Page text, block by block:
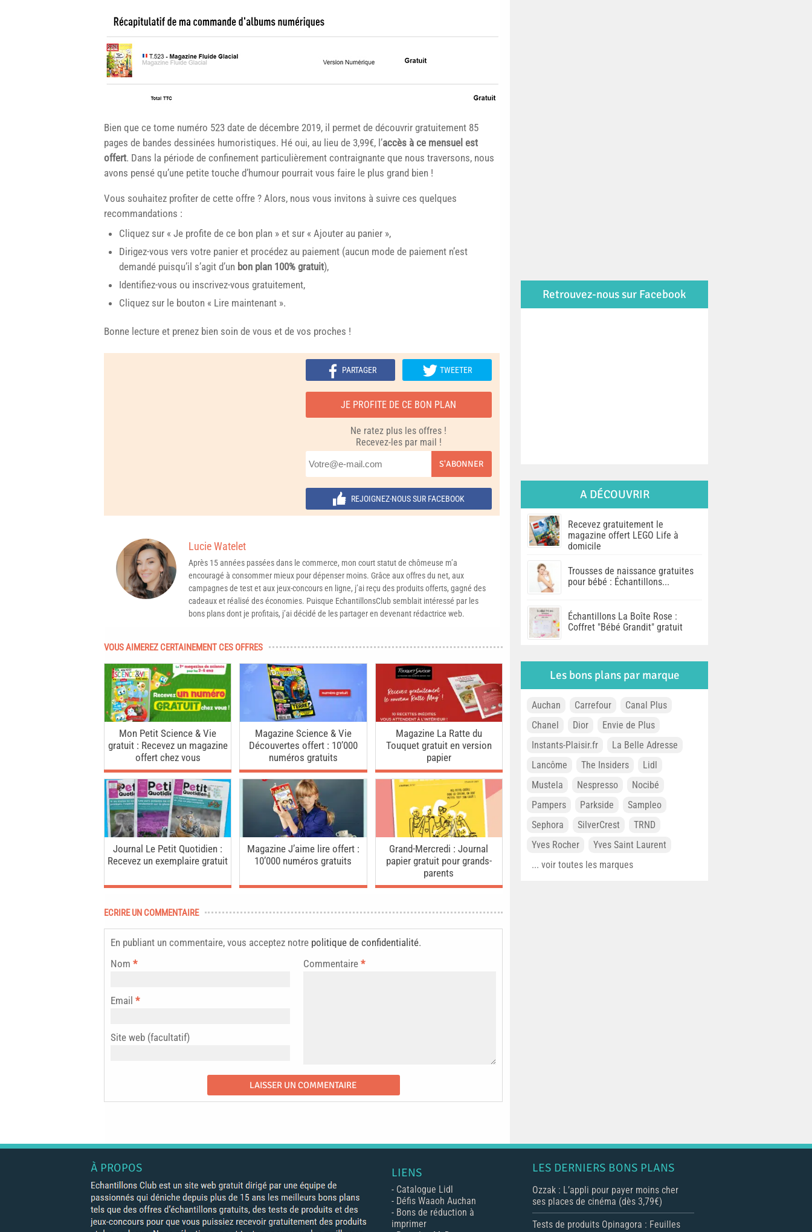
Bien que ce tome numéro 523 date de décembre 2019, il permet de découvrir gratuitement 85
pages de bandes dessinées humoristiques. Hé oui, au lieu de 3,99€, l’accès à ce mensuel est
offert. Dans la période de confinement particulièrement contraignante que nous traversons, nous
avons pensé qu’une petite touche d’humour pourrait vous faire le plus grand bien !
Vous souhaitez profiter de cette offre ? Alors, nous vous invitons à suivre ces quelques
recommandations :
Cliquez sur « Je profite de ce bon plan » et sur « Ajouter au panier »,
Dirigez-vous vers votre panier et procédez au paiement (aucun mode de paiement n’est
demandé puisqu’il s’agit d’un bon plan 100% gratuit),
Identifiez-vous ou inscrivez-vous gratuitement,
Cliquez sur le bouton « Lire maintenant ».
Bonne lecture et prenez bien soin de vous et de vos proches !
PARTAGER TWEETER
JE PROFITE DE CE BON PLAN
Ne ratez plus les offres !
Recevez-les par mail !
S'ABONNER
REJOIGNEZ-NOUS SUR FACEBOOK
Lucie Watelet
Après 15 années passées dans le commerce, mon court statut de chômeuse m’a
encouragé à consommer mieux pour dépenser moins. Grâce aux offres du net, aux
campagnes de test et aux jeux-concours en ligne, j’ai reçu des produits offerts, gagné des
cadeaux et réalisé des économies. Puisque EchantillonsClub semblait intéressé par les
bons plans dont je profitais, j’ai décidé de les partager en devenant rédactrice web.
VOUS AIMEREZ CERTAINEMENT CES OFFRES
Mon Petit Science & Vie
gratuit : Recevez un magazine
offert chez vous
Magazine Science & Vie
Découvertes offert : 10’000
numéros gratuits
Magazine La Ratte du
Touquet gratuit en version
papier
Journal Le Petit Quotidien :
Recevez un exemplaire gratuit
Magazine J’aime lire offert :
10’000 numéros gratuits
Grand-Mercredi : Journal
papier gratuit pour grands-
parents
ECRIRE UN COMMENTAIRE
En publiant un commentaire, vous acceptez notre politique de confidentialité.
Commentaire *
Nom *
Email *
Site web (facultatif)
Retrouvez-nous sur Facebook
A DÉCOUVRIR
Recevez gratuitement le
magazine offert LEGO Life à
domicile
Trousses de naissance gratuites
pour bébé : Échantillons...
Échantillons La Boîte Rose :
Coffret "Bébé Grandit" gratuit
Les bons plans par marque
Auchan Carrefour
Canal Plus
Chanel
Dior
Envie de Plus
Instants-Plaisir.fr
La Belle Adresse
Lancôme
The Insiders
Lidl
Mustela
Nespresso
Nocibé
Pampers
Parkside
Sampleo
Sephora
SilverCrest
TRND
Yves Rocher
Yves Saint Laurent
... voir toutes les marques
À PROPOS LIENS
- Catalogue Lidl
- Défis Waaoh Auchan
- Bons de réduction à
imprimer
LES DERNIERS BONS PLANS
Ozzak : L’appli pour payer moins cher
ses places de cinéma (dès 3,79€)
Tests de produits Opinagora : Feuilles